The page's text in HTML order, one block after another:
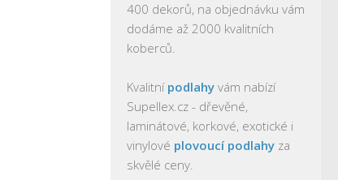
400 dekorů, na objednávku vám
dodáme až 2000 kvalitních
koberců.
Kvalitní podlahy vám nabízí
Supellex.cz - dřevěné,
laminátové, korkové, exotické i
vinylové plovoucí podlahy za
skvělé ceny.